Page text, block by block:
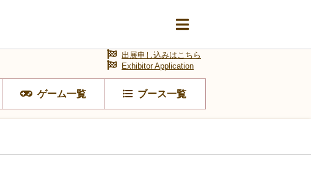
ゲーム一覧 ブース一覧
出展申し込みはこちら
Exhibitor Application